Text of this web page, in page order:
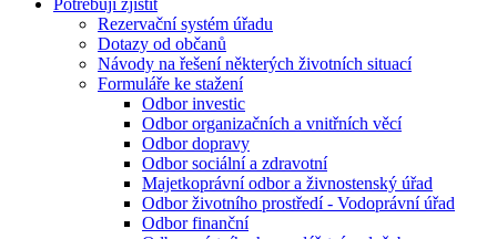
Potřebuji zjistit
Rezervační systém úřadu
Dotazy od občanů
Návody na řešení některých životních situací
Formuláře ke stažení
Odbor investic
Odbor organizačních a vnitřních věcí
Odbor dopravy
Odbor sociální a zdravotní
Majetkoprávní odbor a živnostenský úřad
Odbor životního prostředí - Vodoprávní úřad
Odbor finanční